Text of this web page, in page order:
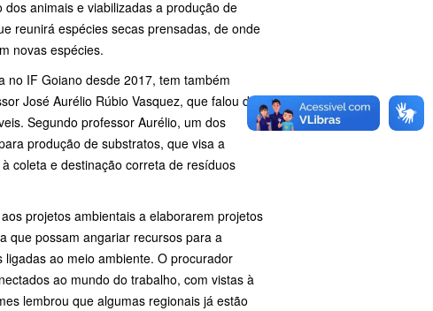
animais e viabilizadas a produção de
reunirá espécies secas prensadas, de onde
novas espécies.
IF Goiano desde 2017, tem também
José Aurélio Rúbio Vasquez, que falou das
Segundo professor Aurélio, um dos
produção de substratos, que visa a
coleta e destinação correta de resíduos
projetos ambientais a elaborarem projetos
que possam angariar recursos para a
ao meio ambiente. O procurador
ao mundo do trabalho, com vistas à
lembrou que algumas regionais já estão